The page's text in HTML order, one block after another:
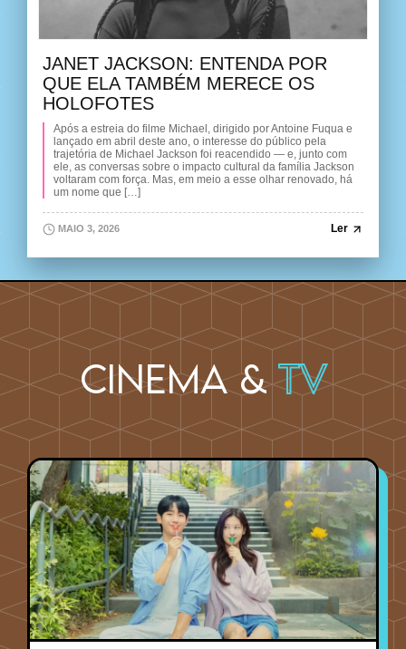
JANET JACKSON: ENTENDA POR
QUE ELA TAMBÉM MERECE OS
HOLOFOTES
Após a estreia do filme Michael, dirigido por Antoine Fuqua e
lançado em abril deste ano, o interesse do público pela
trajetória de Michael Jackson foi reacendido — e, junto com
ele, as conversas sobre o impacto cultural da família Jackson
voltaram com força. Mas, em meio a esse olhar renovado, há
um nome que […]
MAIO 3, 2026 Ler
Cinema &TV